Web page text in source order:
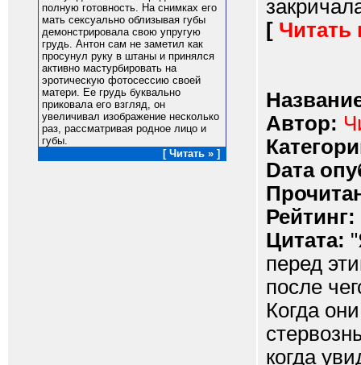
полную готовность. На снимках его
мать сексуально облизывая губы
демонстрировала свою упругую
грудь. Антон сам не заметил как
просунул руку в штаны и принялся
активно мастурбировать на
эротическую фотосессию своей
матери. Ее грудь буквально
приковала его взгляд, он
увеличивал изображение несколько
раз, рассматривая родное лицо и
губы.
[ Читать » ]
[ Читать
Автор:
Dата
Рейтинг:
Цитата:
перед
после
Когда
когда